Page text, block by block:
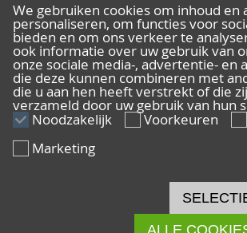
Kwaliteitsomschrijvingen
Veelgestelde vragen
ALGEMEEN
Algemene voorwaarden
We gebruiken cookies om inhoud en
personaliseren, om functies voor
bieden en om ons verkeer te
ook informatie over uw gebruik van
onze sociale media-, advertentie- en
die deze kunnen combineren met
die u aan hen heeft verstrekt of die
verzameld door uw gebruik van hun
Noodzakelijk Voorkeuren
Marketing
ALLE